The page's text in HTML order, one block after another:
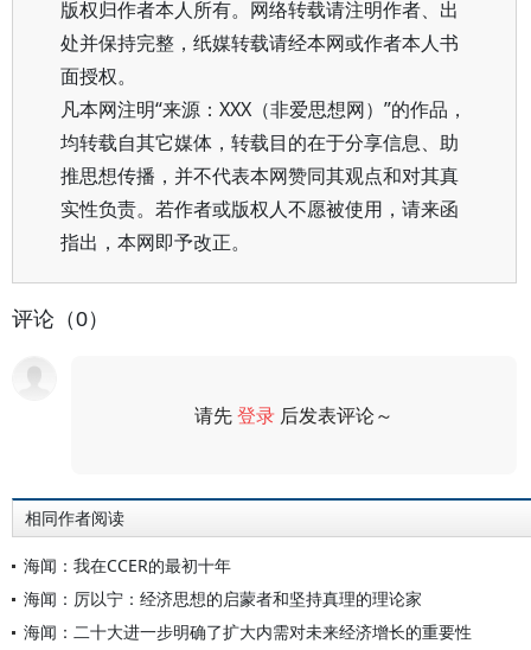
版权归作者本人所有。网络转载请注明作者、出
处并保持完整，纸媒转载请经本网或作者本人书
面授权。
凡本网注明“来源：XXX（非爱思想网）”的作品，
均转载自其它媒体，转载目的在于分享信息、助
推思想传播，并不代表本网赞同其观点和对其真
实性负责。若作者或版权人不愿被使用，请来函
指出，本网即予改正。
评论（0）
请先登录 后发表评论～
相同作者阅读
海闻：我在CCER的最初十年
海闻：厉以宁：经济思想的启蒙者和坚持真理的理论家
海闻：二十大进一步明确了扩大内需对未来经济增长的重要性